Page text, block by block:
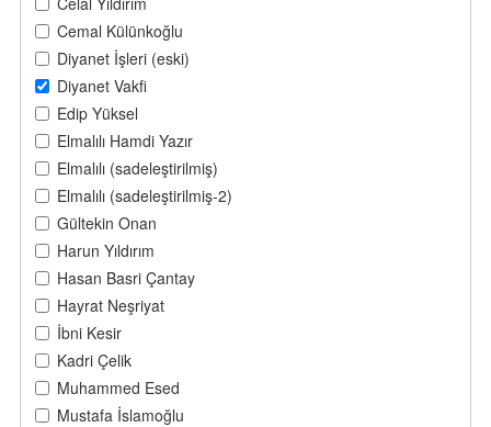
Cemal Külünkoğlu
Diyanet İşleri (eski)
Diyanet Vakfi
Edip Yüksel
Elmalılı Hamdi Yazır
Elmalılı (sadeleştirilmiş)
Elmalılı (sadeleştirilmiş-2)
Gültekin Onan
Harun Yıldırım
Hasan Basri Çantay
Hayrat Neşriyat
İbni Kesir
Kadri Çelik
Muhammed Esed
Mustafa İslamoğlu